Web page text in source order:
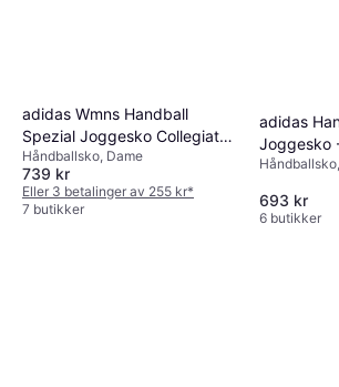
adidas Wmns Handball
Spezial Joggesko Collegiate
Green Crew White
Håndballsko, Dame
739 kr
Eller 3 betalinger av 255 kr*
7 butikker
adidas
Joggesko
Indigo/Gum
693 kr
6 butikker